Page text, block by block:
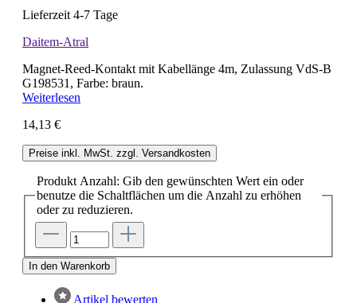
Lieferzeit 4-7 Tage
Daitem-Atral
Magnet-Reed-Kontakt mit Kabellänge 4m, Zulassung VdS-B
G198531, Farbe: braun.
Weiterlesen
14,13 €
Preise inkl. MwSt. zzgl. Versandkosten
Produkt Anzahl: Gib den gewünschten Wert ein oder
benutze die Schaltflächen um die Anzahl zu erhöhen
oder zu reduzieren.
In den Warenkorb
Artikel bewerten